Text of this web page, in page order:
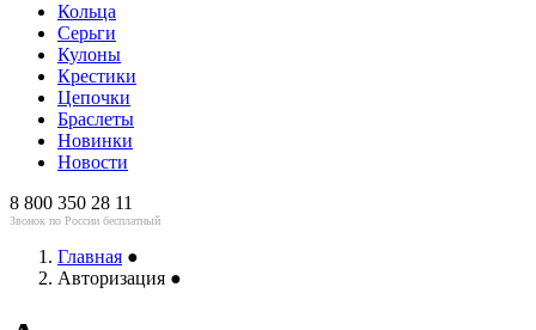
Кольца
Серьги
Кулоны
Крестики
Цепочки
Браслеты
Новинки
Новости
8 800 350 28 11
Звонок по России бесплатный
Главная ●
Авторизация ●